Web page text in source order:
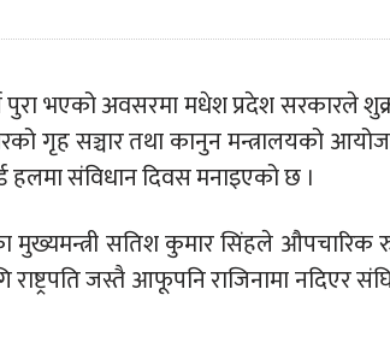
भएको अवसरमा मधेश प्रदेश सरकारले
गृह सञ्चार तथा कानुन मन्त्रालयको
हलमा संविधान दिवस मनाइएको छ ।
सतिश कुमार सिंहले औपचारिक
जस्तै आफूपनि राजिनामा नदिएर